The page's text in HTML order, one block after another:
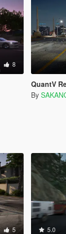
8
QuantV
By
5 5.0